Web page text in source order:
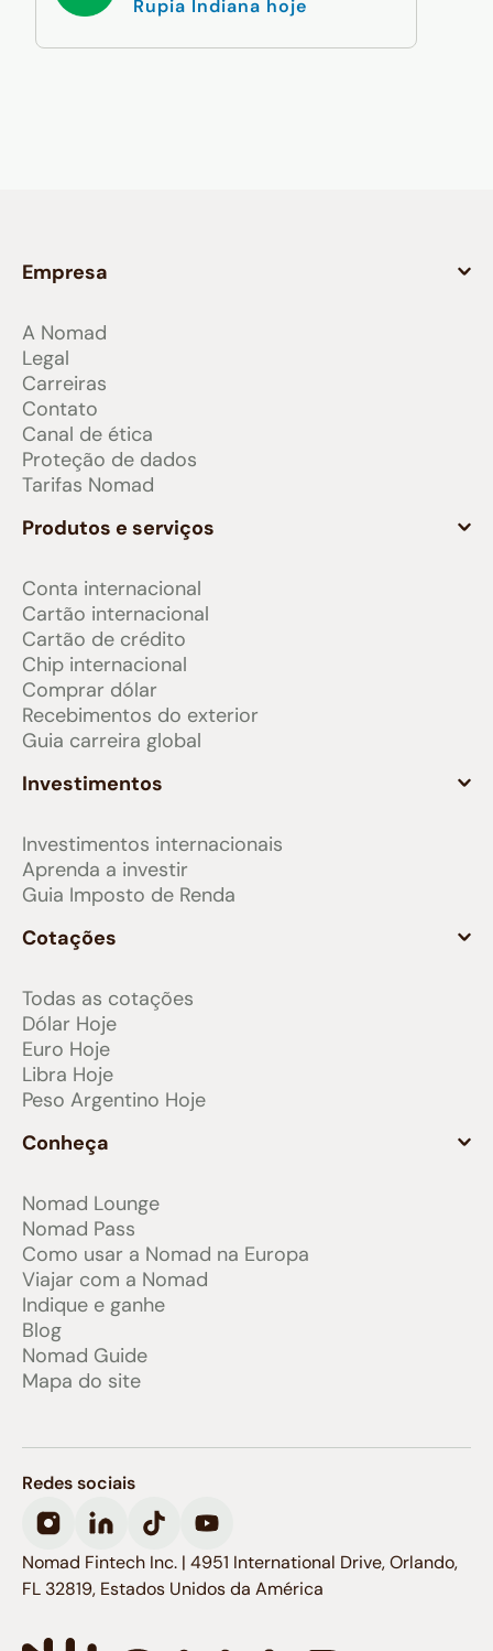
Rupia Indiana hoje
Empresa
A Nomad
Legal
Carreiras
Contato
Canal de ética
Proteção de dados
Tarifas Nomad
Produtos e serviços
Conta internacional
Cartão internacional
Cartão de crédito
Chip internacional
Comprar dólar
Recebimentos do exterior
Guia carreira global
Investimentos
Investimentos internacionais
Aprenda a investir
Guia Imposto de Renda
Cotações
Todas as cotações
Dólar Hoje
Euro Hoje
Libra Hoje
Peso Argentino Hoje
Conheça
Nomad Lounge
Nomad Pass
Como usar a Nomad na Europa
Viajar com a Nomad
Indique e ganhe
Blog
Nomad Guide
Mapa do site
Redes sociais
Nomad Fintech Inc. | 4951 International Drive, Orlando,
FL 32819, Estados Unidos da América